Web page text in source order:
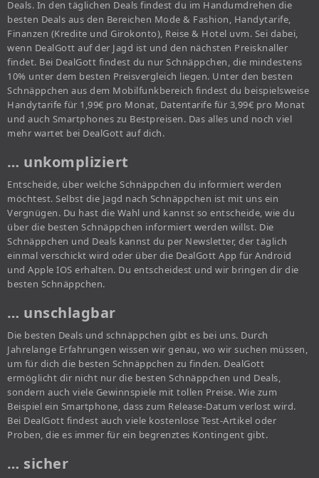
Deals. In den täglichen Deals findest du im Handumdrehen die
besten Deals aus den Bereichen Mode & Fashion, Handytarife,
Finanzen (Kredite und Girokonto), Reise & Hotel uvm. Sei dabei,
wenn DealGott auf der Jagd ist und den nächsten Preisknaller
findet. Bei DealGott findest du nur Schnäppchen, die mindestens
10% unter dem besten Preisvergleich liegen. Unter den besten
Schnäppchen aus dem Mobilfunkbereich findest du beispielsweise
Handytarife für 1,99€ pro Monat, Datentarife für 3,99€ pro Monat
und auch Smartphones zu Bestpreisen. Das alles und noch viel
mehr wartet bei DealGott auf dich.
… unkompliziert
Entscheide, über welche Schnäppchen du informiert werden
möchtest. Selbst die Jagd nach Schnäppchen ist mit uns ein
Vergnügen. Du hast die Wahl und kannst so entscheide, wie du
über die besten Schnäppchen informiert werden willst. Die
Schnäppchen und Deals kannst du per Newsletter, der täglich
einmal verschickt wird oder über die DealGott App für Android
und Apple IOS erhalten. Du entscheidest und wir bringen dir die
besten Schnäppchen.
… unschlagbar
Die besten Deals und schnäppchen gibt es bei uns. Durch
Jahrelange Erfahrungen wissen wir genau, wo wir suchen müssen,
um für dich die besten Schnäppchen zu finden. DealGott
ermöglicht dir nicht nur die besten Schnäppchen und Deals,
sondern auch viele Gewinnspiele mit tollen Preise. Wie zum
Beispiel ein Smartphone, dass zum Release-Datum verlost wird.
Bei DealGott findest auch viele kostenlose Test-Artikel oder
Proben, die es immer für ein begrenztes Kontingent gibt.
… sicher